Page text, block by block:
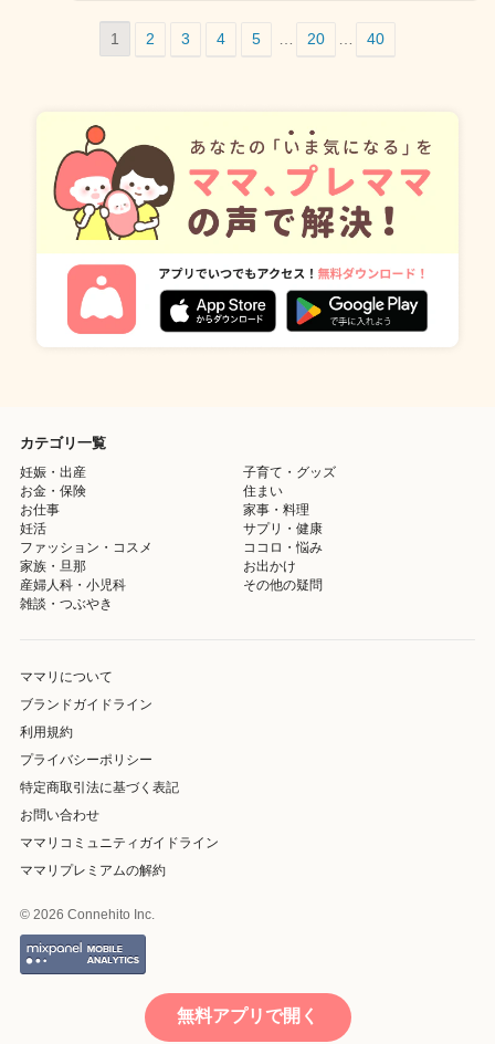
1 2 3 4 5 20 40
カテゴリ一覧
妊娠・出産
子育て・グッズ
お金・保険
住まい
お仕事
家事・料理
妊活
サプリ・健康
ファッション・コスメ
ココロ・悩み
家族・旦那
お出かけ
産婦人科・小児科
その他の疑問
雑談・つぶやき
ママリについて
ブランドガイドライン
利用規約
プライバシーポリシー
特定商取引法に基づく表記
お問い合わせ
ママリコミュニティガイドライン
ママリプレミアムの解約
© 2026 Connehito Inc.
無料アプリで開く